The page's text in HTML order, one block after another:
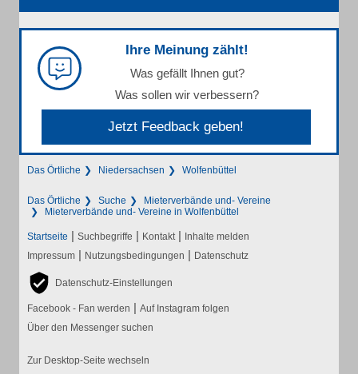
Ihre Meinung zählt!
Was gefällt Ihnen gut?
Was sollen wir verbessern?
Jetzt Feedback geben!
Das Örtliche Niedersachsen Wolfenbüttel
Das Örtliche Suche
Mieterverbände und- Vereine
Mieterverbände und- Vereine in Wolfenbüttel
Startseite | Suchbegriffe | Kontakt | Inhalte melden
Impressum | Nutzungsbedingungen | Datenschutz
Datenschutz-Einstellungen
Facebook - Fan werden | Auf Instagram folgen
Über den Messenger suchen
Zur Desktop-Seite wechseln